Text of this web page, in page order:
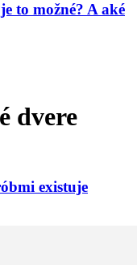
to možné? A aké
dvere
existuje